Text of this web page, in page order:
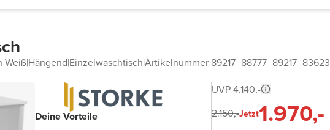
Weiß|Hängend|Einzelwaschtisch|Artikelnummer 89217_88777_89217_83623
Deine Vorteile
UVP 4.140,-
2.150,-Jetzt1.970,-